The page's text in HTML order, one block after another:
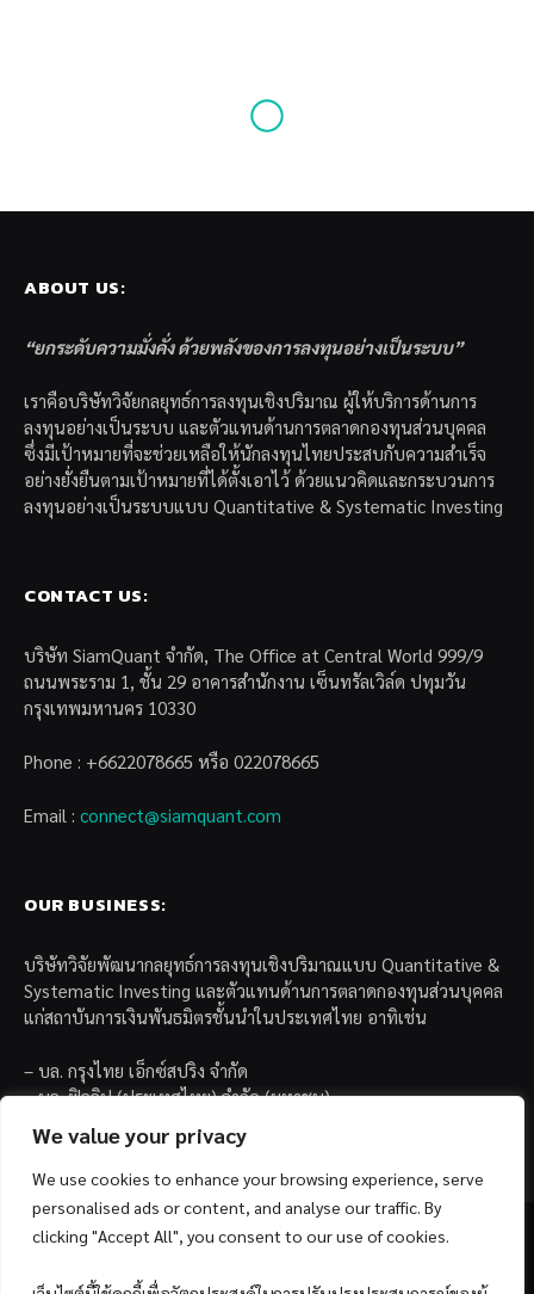
We value your privacy
We use cookies to enhance your browsing experience, serve
personalised ads or content, and analyse our traffic. By
clicking "Accept All", you consent to our use of cookies.
ABOUT US:
“ยกระดับความมั่งคั่ง ด้วยพลังของการลงทุนอย่างเป็นระบบ”
เราคือบริษัทวิจัยกลยุทธ์การลงทุนเชิงปริมาณ ผู้ให้บริการด้านการ
ลงทุนอย่างเป็นระบบ และตัวแทนด้านการตลาดกองทุนส่วนบุคคล
ซึ่งมีเป้าหมายที่จะช่วยเหลือให้นักลงทุนไทยประสบกับความสำเร็จ
อย่างยั่งยืนตามเป้าหมายที่ได้ตั้งเอาไว้ ด้วยแนวคิดและกระบวนการ
ลงทุนอย่างเป็นระบบแบบ Quantitative & Systematic Investing
CONTACT US:
บริษัท SiamQuant จำกัด, The Office at Central World 999/9
ถนนพระราม 1, ชั้น 29 อาคารสำนักงาน เซ็นทรัลเวิล์ด ปทุมวัน
กรุงเทพมหานคร 10330
Phone : +6622078665 หรือ 022078665
Email : connect@siamquant.com
OUR BUSINESS:
บริษัทวิจัยพัฒนากลยุทธ์การลงทุนเชิงปริมาณแบบ Quantitative &
Systematic Investing และตัวแทนด้านการตลาดกองทุนส่วนบุคคล
แก่สถาบันการเงินพันธมิตรชั้นนำในประเทศไทย อาทิเช่น
– บล. กรุงไทย เอ็กซ์สปริง จำกัด
– บล. ฟิลลิป (ประเทศไทย) จำกัด (มหาชน)
– บล. บียอนด์ จำกัด (มหาชน)